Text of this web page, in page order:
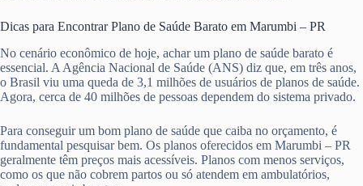
Dicas para Encontrar Plano de Saúde Barato em Marumbi – PR
No cenário econômico de hoje, achar um plano de saúde barato é
essencial. A Agência Nacional de Saúde (ANS) diz que, em três anos,
o Brasil viu uma queda de 3,1 milhões de usuários de planos de saúde.
Agora, cerca de 40 milhões de pessoas dependem do sistema privado.
Para conseguir um bom plano de saúde que caiba no orçamento, é
fundamental pesquisar bem. Os planos oferecidos em Marumbi – PR
geralmente têm preços mais acessíveis. Planos com menos serviços,
como os que não cobrem partos ou só atendem em ambulatórios,